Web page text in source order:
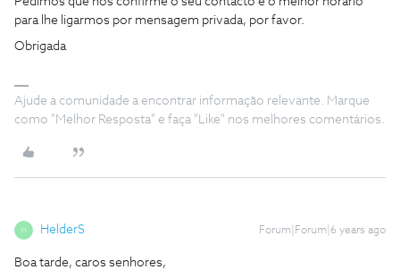
para lhe ligarmos por mensagem privada, por favor.
Obrigada
Ajude a comunidade a encontrar informação relevante. Marque
como "Melhor Resposta" e faça "Like" nos melhores comentários.
H HelderS Forum|Forum|6 years ago
Boa tarde, caros senhores,